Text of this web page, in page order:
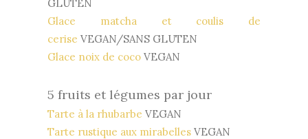
GLUTEN
Glace matcha et coulis de
cerise VEGAN/SANS GLUTEN
Glace noix de coco VEGAN
5 fruits et légumes par jour
Tarte à la rhubarbe VEGAN
Tarte rustique aux mirabelles VEGAN